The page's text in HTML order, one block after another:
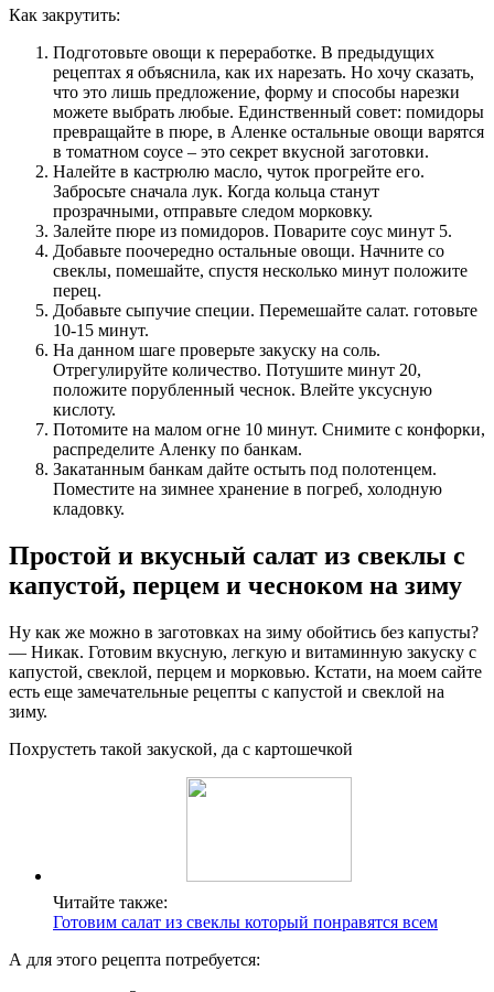
Как закрутить:
Подготовьте овощи к переработке. В предыдущих
рецептах я объяснила, как их нарезать. Но хочу сказать,
что это лишь предложение, форму и способы нарезки
можете выбрать любые. Единственный совет: помидоры
превращайте в пюре, в Аленке остальные овощи варятся
в томатном соусе – это секрет вкусной заготовки.
Налейте в кастрюлю масло, чуток прогрейте его.
Забросьте сначала лук. Когда кольца станут
прозрачными, отправьте следом морковку.
Залейте пюре из помидоров. Поварите соус минут 5.
Добавьте поочередно остальные овощи. Начните со
свеклы, помешайте, спустя несколько минут положите
перец.
Добавьте сыпучие специи. Перемешайте салат. готовьте
10-15 минут.
На данном шаге проверьте закуску на соль.
Отрегулируйте количество. Потушите минут 20,
положите порубленный чеснок. Влейте уксусную
кислоту.
Потомите на малом огне 10 минут. Снимите с конфорки,
распределите Аленку по банкам.
Закатанным банкам дайте остыть под полотенцем.
Поместите на зимнее хранение в погреб, холодную
кладовку.
Простой и вкусный салат из свеклы с
капустой, перцем и чесноком на зиму
Ну как же можно в заготовках на зиму обойтись без капусты?
— Никак. Готовим вкусную, легкую и витаминную закуску с
капустой, свеклой, перцем и морковью. Кстати, на моем сайте
есть еще замечательные рецепты с капустой и свеклой на
зиму.
Похрустеть такой закуской, да с картошечкой
Читайте также:
Готовим салат из свеклы который понравятся всем
А для этого рецепта потребуется: